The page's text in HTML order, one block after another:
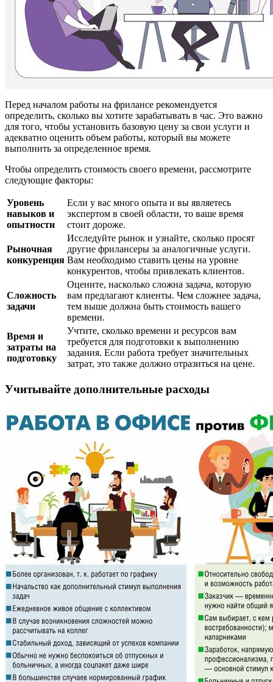
Перед началом работы на фрилансе рекомендуется
определить, сколько вы хотите зарабатывать в час. Это важно
для того, чтобы установить базовую цену за свои услуги и
адекватно оценить объем работы, который вы можете
выполнить за определенное время.
Чтобы определить стоимость своего времени, рассмотрите
следующие факторы:
Уровень
навыков и
опытности
Если у вас много опыта и вы являетесь
экспертом в своей области, то ваше время
стоит дороже.
Рыночная
конкуренция
Исследуйте рынок и узнайте, сколько просят
другие фрилансеры за аналогичные услуги.
Вам необходимо ставить цены на уровне
конкурентов, чтобы привлекать клиентов.
Сложность
задачи
Оцените, насколько сложна задача, которую
вам предлагают клиенты. Чем сложнее задача,
тем выше должна быть стоимость вашего
времени.
Время и
затраты на
подготовку
Учтите, сколько времени и ресурсов вам
требуется для подготовки к выполнению
задания. Если работа требует значительных
затрат, это также должно отразиться на цене.
Учитывайте дополнительные расходы